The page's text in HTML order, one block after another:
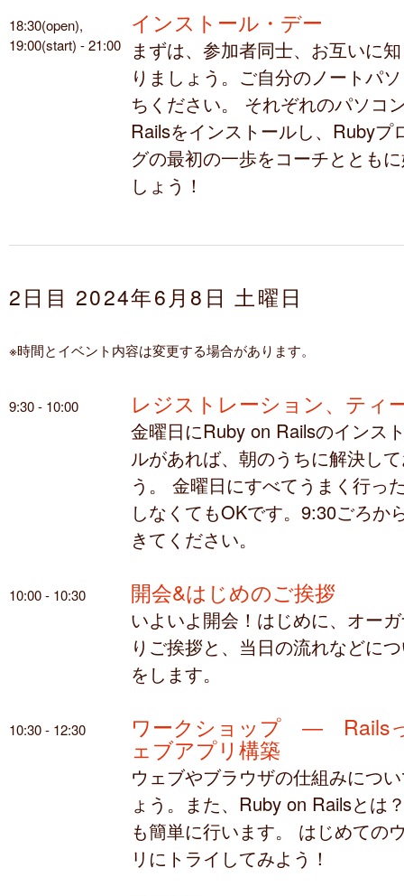
18:30(open),
19:00(start) - 21:00
インストール・デー
まずは、参加者同士、お互いに
りましょう。ご自分のノートパ
ちください。 それぞれのパソコ
Railsをインストールし、Rubyプ
グの最初の一歩をコーチととも
しょう！
2日目 2024年6月8日 土曜日
※時間とイベント内容は変更する場合があります。
9:30 - 10:00 レジストレーション、ティ
金曜日にRuby on Railsのインス
ルがあれば、朝のうちに解決し
う。 金曜日にすべてうまく行っ
しなくてもOKです。9:30ごろか
きてください。
10:00 - 10:30 開会&はじめのご挨拶
いよいよ開会！はじめに、オー
りご挨拶と、当日の流れなどに
をします。
10:30 - 12:30 ワークショップ ― Rails
ェブアプリ構築
ウェブやブラウザの仕組みにつ
ょう。また、Ruby on Railsとは
も簡単に行います。 はじめての
リにトライしてみよう！